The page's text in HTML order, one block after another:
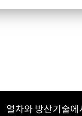
열차와 방산기술에